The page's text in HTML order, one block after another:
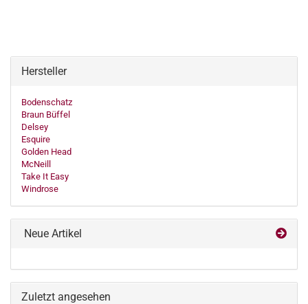
Hersteller
Bodenschatz
Braun Büffel
Delsey
Esquire
Golden Head
McNeill
Take It Easy
Windrose
Neue Artikel
Zuletzt angesehen